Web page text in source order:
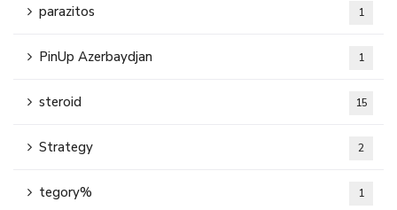
parazitos 1
PinUp Azerbaydjan 1
steroid 15
Strategy 2
tegory% 1